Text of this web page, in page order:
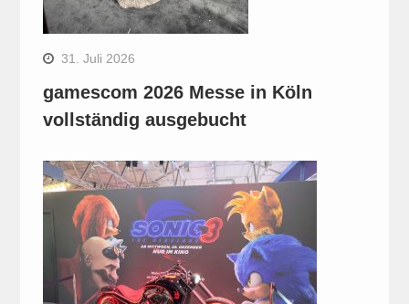
31. Juli 2026
gamescom 2026 Messe in Köln
vollständig ausgebucht